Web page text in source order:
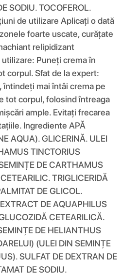
SODIU. TOCOFEROL.
de utilizare Aplicați o dată
foarte uscate, curățate
relipidizant
Puneți crema în
corpul. Sfat de la expert:
întindeți mai întâi crema pe
tot corpul, folosind întreaga
ample. Evitați frecarea
Ingrediente APĂ
AQUA). GLICERINĂ. ULEI
TINCTORIUS
DE CARTHAMUS
TRIGLICERIDĂ
DE GLICOL.
DE AQUAPHILUS
CETEARILICĂ.
DE HELIANTHUS
(ULEI DIN SEMINȚE
SULFAT DE DEXTRAN DE
DE SODIU.